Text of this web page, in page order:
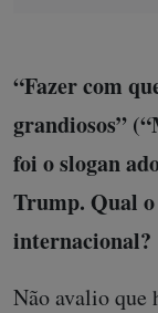
“Fazer com
grandiosos”
foi o slogan
Trump. Qual
internacional?
Não avalio que